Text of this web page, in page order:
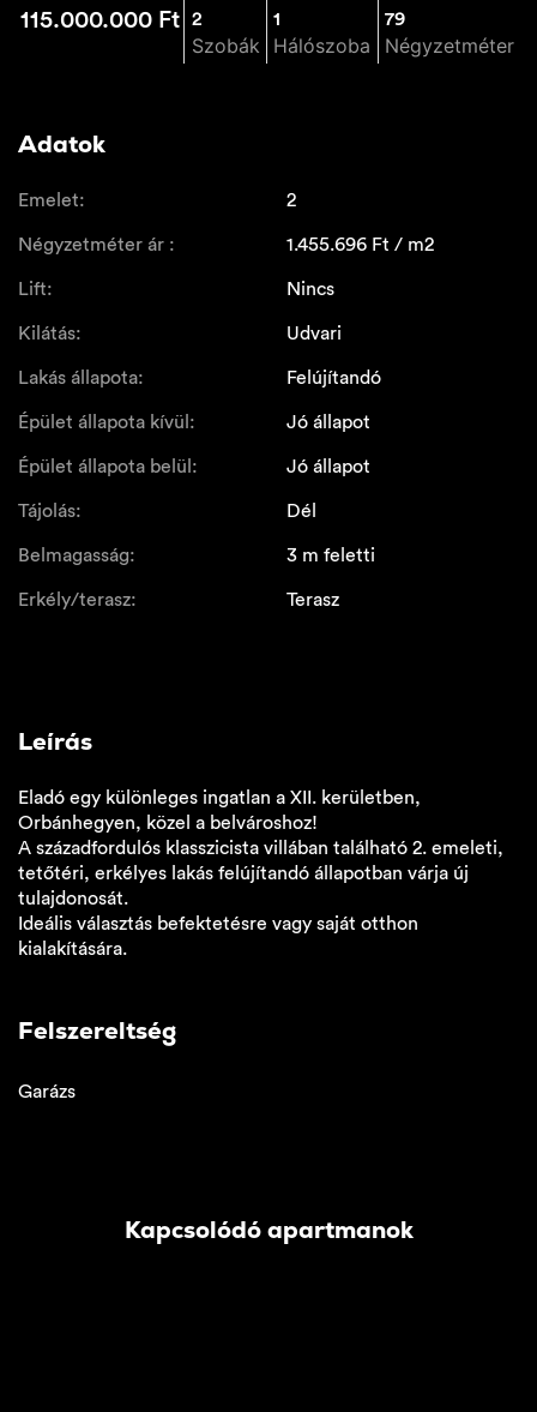
115.000.000 Ft 2
Szobák
1
Hálószoba
79
Négyzetméter
Adatok
Emelet: 2
Négyzetméter ár : 1.455.696 Ft / m2
Lift: Nincs
Kilátás: Udvari
Lakás állapota: Felújítandó
Épület állapota kívül: Jó állapot
Épület állapota belül: Jó állapot
Tájolás: Dél
Belmagasság: 3 m feletti
Erkély/terasz: Terasz
Leírás
Eladó egy különleges ingatlan a XII. kerületben,
Orbánhegyen, közel a belvároshoz!
A századfordulós klasszicista villában található 2. emeleti,
tetőtéri, erkélyes lakás felújítandó állapotban várja új
tulajdonosát.
Ideális választás befektetésre vagy saját otthon
kialakítására.
Felszereltség
Garázs
Kapcsolódó apartmanok